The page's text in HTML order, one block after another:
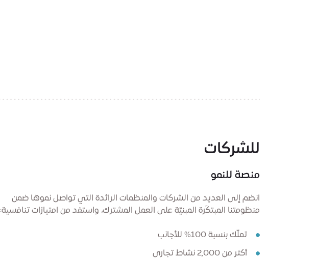
للشركات
منصة للنمو
انضم إلى العديد من الشركات والمنظمات الرائدة التي تواصل نموها ضمن
منظومتنا المبتكَرة المبنيّة على العمل المشترك، واستفد من امتيازات تنافسية:
تملّك بنسبة 100% للأجانب
أكثر من 2,000 نشاط تجاري